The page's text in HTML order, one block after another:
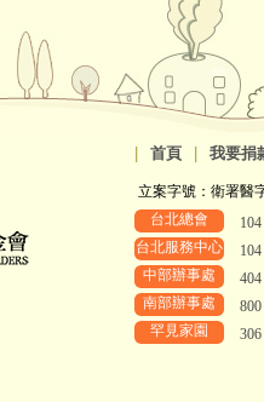
首頁 我要捐
立案字號：衛署醫
台北總會
台北服務中心
中部辦事處
南部辦事處
罕見家園